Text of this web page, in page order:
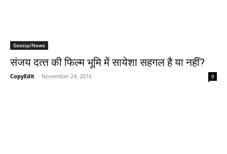
Gossip/News
संजय दत्‍त की फिल्‍म भूमि में सायेशा सहगल है या नहीं?
CopyEdit - November 24, 2016 0